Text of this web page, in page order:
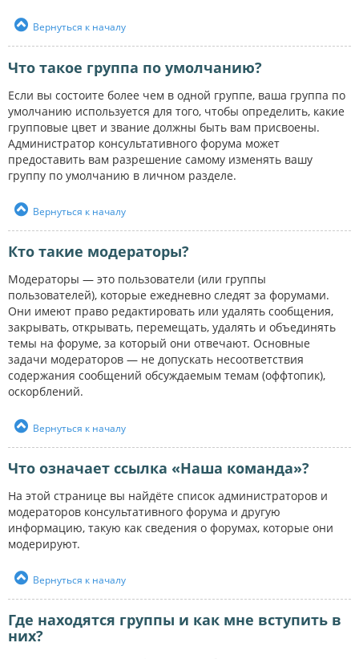
Вернуться к началу
Что такое группа по умолчанию?
Если вы состоите более чем в одной группе, ваша группа по
умолчанию используется для того, чтобы определить, какие
групповые цвет и звание должны быть вам присвоены.
Администратор консультативного форума может
предоставить вам разрешение самому изменять вашу
группу по умолчанию в личном разделе.
Вернуться к началу
Кто такие модераторы?
Модераторы — это пользователи (или группы
пользователей), которые ежедневно следят за форумами.
Они имеют право редактировать или удалять сообщения,
закрывать, открывать, перемещать, удалять и объединять
темы на форуме, за который они отвечают. Основные
задачи модераторов — не допускать несоответствия
содержания сообщений обсуждаемым темам (оффтопик),
оскорблений.
Вернуться к началу
Что означает ссылка «Наша команда»?
На этой странице вы найдёте список администраторов и
модераторов консультативного форума и другую
информацию, такую как сведения о форумах, которые они
модерируют.
Вернуться к началу
Где находятся группы и как мне вступить в
них?